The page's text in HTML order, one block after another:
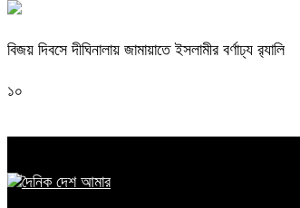
বিজয় দিবসে দীঘিনালায় জামায়াতে ইসলামীর বর্ণাঢ্য র‍্যালি
১০